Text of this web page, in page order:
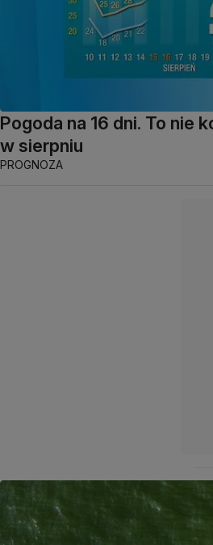
Pogoda na 16 dni. To nie
w sierpniu
PROGNOZA